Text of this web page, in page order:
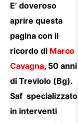
E’ doveroso
aprire questa
pagina con il
ricordo di Marco
Cavagna, 50 anni
di Treviolo (Bg).
Saf specializzato
in interventi